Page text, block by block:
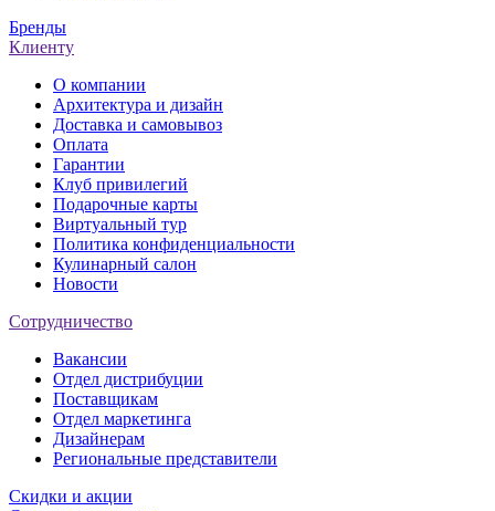
Бренды
Клиенту
О компании
Архитектура и дизайн
Доставка и самовывоз
Оплата
Гарантии
Клуб привилегий
Подарочные карты
Виртуальный тур
Политика конфиденциальности
Кулинарный салон
Новости
Сотрудничество
Вакансии
Отдел дистрибуции
Поставщикам
Отдел маркетинга
Дизайнерам
Региональные представители
Скидки и акции